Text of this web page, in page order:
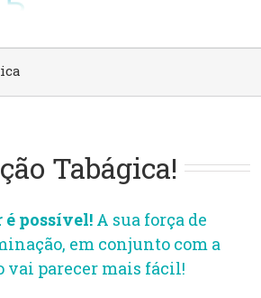
Tabágica!
possível! A sua força de
em conjunto com a
vai parecer mais fácil!